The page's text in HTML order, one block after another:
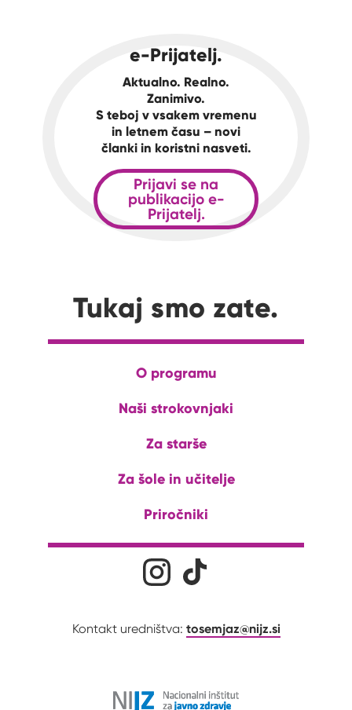
e-Prijatelj.
Aktualno. Realno.
Zanimivo.
S teboj v vsakem vremenu
in letnem času – novi
članki in koristni nasveti.
Prijavi se na
publikacijo e-
Prijatelj.
Tukaj smo zate.
O programu
Naši strokovnjaki
Za starše
Za šole in učitelje
Priročniki
Družabna omrežjaNa naš Instagram profil
Kontakt uredništva: tosemjaz@nijz.si